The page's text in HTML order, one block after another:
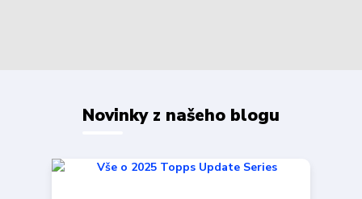
Novinky z našeho blogu